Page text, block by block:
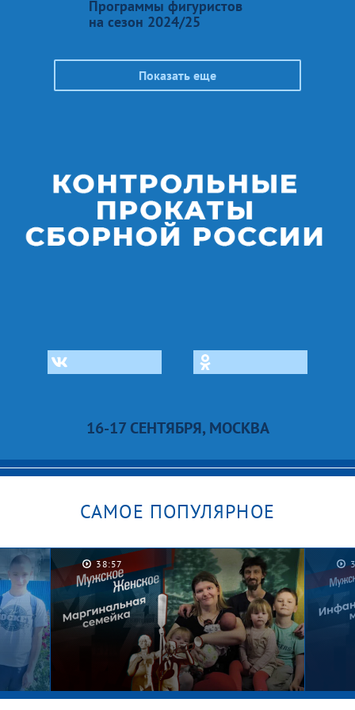
Программы фигуристов
на сезон 2024/25
Показать еще
16-17 СЕНТЯБРЯ, МОСКВА
САМОЕ ПОПУЛЯРНОЕ
38:57